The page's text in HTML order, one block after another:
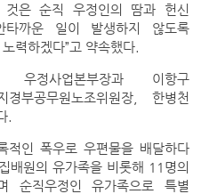
은 순직 우정인의 땀과 헌신
타까운 일이 발생하지 않도록
력하겠다”고 약속했다.
정사업본부장과 이항구
부공무원노조위원장, 한병천
.
인 폭우로 우편물을 배달하다
배원의 유가족을 비롯해 11명의
순직우정인 유가족으로 특별